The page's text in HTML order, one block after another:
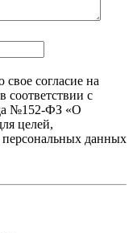
согласие на
соответствии с
№152-ФЗ «О
целей,
персональных данных